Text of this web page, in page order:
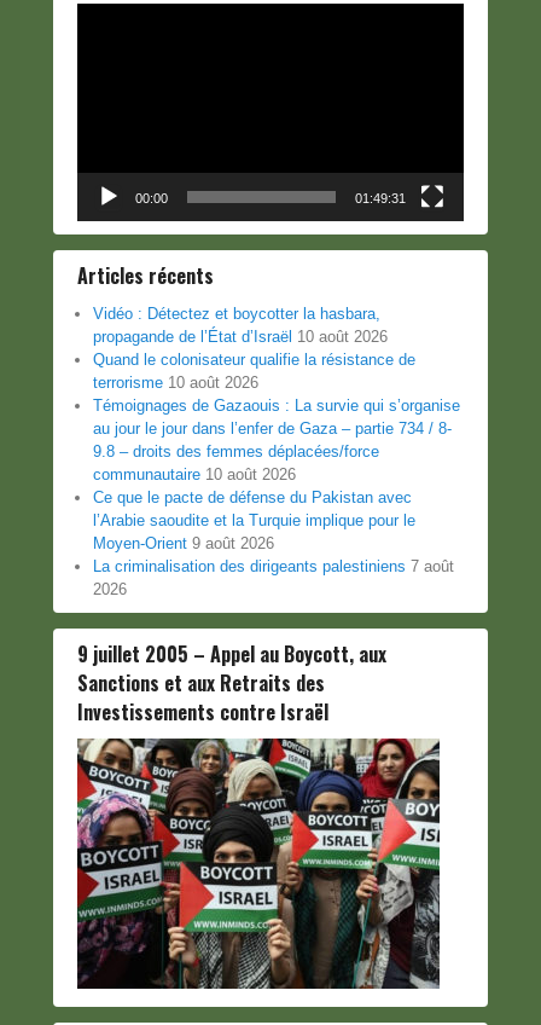
00:00 01:49:31
Articles récents
Vidéo : Détectez et boycotter la hasbara,
propagande de l’État d’Israël 10 août 2026
Quand le colonisateur qualifie la résistance de
terrorisme 10 août 2026
Témoignages de Gazaouis : La survie qui s’organise
au jour le jour dans l’enfer de Gaza – partie 734 / 8-
9.8 – droits des femmes déplacées/force
communautaire 10 août 2026
Ce que le pacte de défense du Pakistan avec
l’Arabie saoudite et la Turquie implique pour le
Moyen-Orient 9 août 2026
La criminalisation des dirigeants palestiniens 7 août
2026
9 juillet 2005 – Appel au Boycott, aux
Sanctions et aux Retraits des
Investissements contre Israël